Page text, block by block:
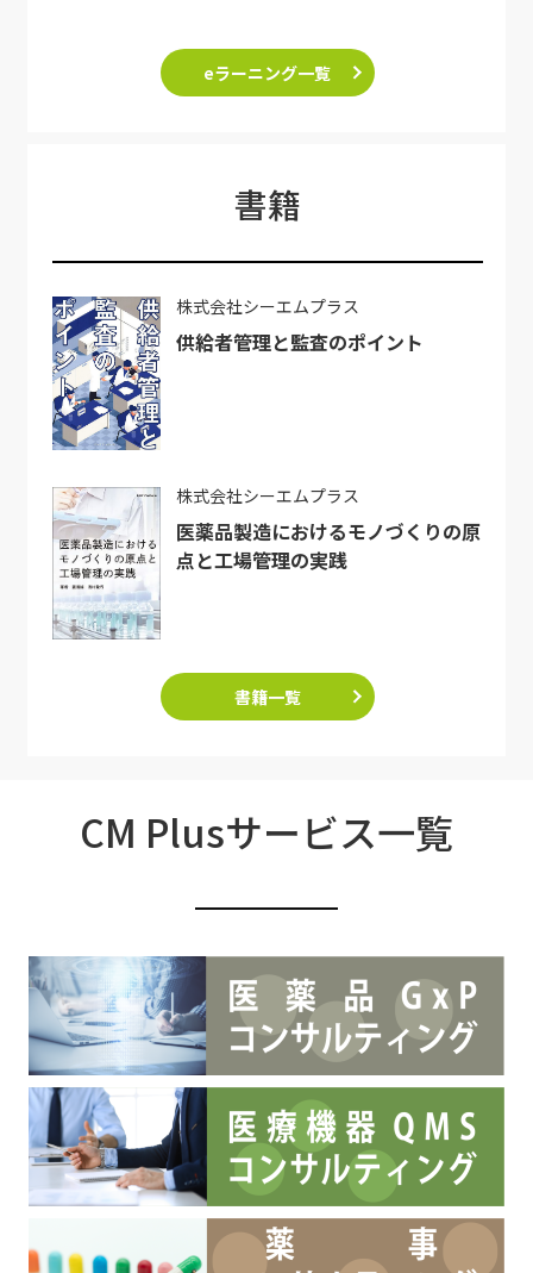
eラーニング一覧
書籍
株式会社シーエムプラス
供給者管理と監査のポイント
株式会社シーエムプラス
医薬品製造におけるモノづくりの原
点と工場管理の実践
書籍一覧
CM Plusサービス一覧